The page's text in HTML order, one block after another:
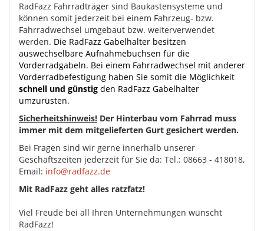
RadFazz Fahrradträger sind Baukastensysteme und
können somit jederzeit bei einem Fahrzeug- bzw.
Fahrradwechsel umgebaut bzw. weiterverwendet
werden. Die RadFazz Gabelhalter besitzen
auswechselbare Aufnahmebuchsen für die
Vorderradgabeln. Bei einem Fahrradwechsel mit anderer
Vorderradbefestigung haben Sie somit die Möglichkeit
schnell und günstig den RadFazz Gabelhalter
umzurüsten.
Sicherheitshinweis! Der Hinterbau vom Fahrrad muss
immer mit dem mitgelieferten Gurt gesichert werden.
Bei Fragen sind wir gerne innerhalb unserer
Geschäftszeiten jederzeit für Sie da: Tel.: 08663 - 418018,
Email: info@radfazz.de
Mit RadFazz geht alles ratzfatz!
Viel Freude bei all Ihren Unternehmungen wünscht
RadFazz!